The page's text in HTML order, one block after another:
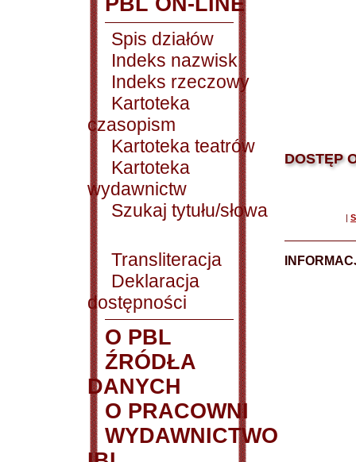
Spis działów
Indeks nazwisk
Indeks rzeczowy
Kartoteka
czasopism
Kartoteka teatrów
Kartoteka
wydawnictw
Szukaj tytułu/słowa
Transliteracja
Deklaracja
dostępności
O PBL
ŹRÓDŁA
DANYCH
O PRACOWNI
WYDAWNICTWO
DOSTĘP
|